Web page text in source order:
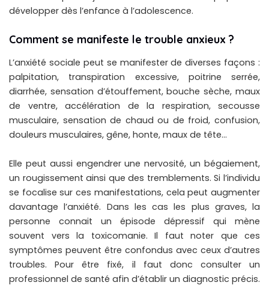
développer dès l’enfance à l’adolescence.
Comment se manifeste le trouble anxieux ?
L’anxiété sociale peut se manifester de diverses façons :
palpitation, transpiration excessive, poitrine serrée,
diarrhée, sensation d’étouffement, bouche sèche, maux
de ventre, accélération de la respiration, secousse
musculaire, sensation de chaud ou de froid, confusion,
douleurs musculaires, gêne, honte, maux de tête…
Elle peut aussi engendrer une nervosité, un bégaiement,
un rougissement ainsi que des tremblements. Si l’individu
se focalise sur ces manifestations, cela peut augmenter
davantage l’anxiété. Dans les cas les plus graves, la
personne connait un épisode dépressif qui mène
souvent vers la toxicomanie. Il faut noter que ces
symptômes peuvent être confondus avec ceux d’autres
troubles. Pour être fixé, il faut donc consulter un
professionnel de santé afin d’établir un diagnostic précis.